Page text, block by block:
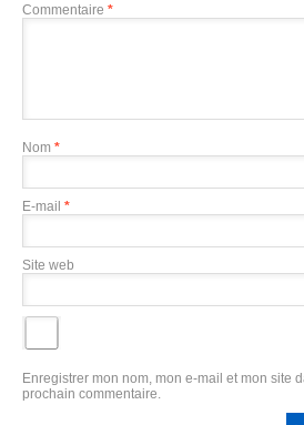
Commentaire *
Nom *
E-mail *
Site web
Enregistrer mon nom, mon e-mail et mon site
prochain commentaire.